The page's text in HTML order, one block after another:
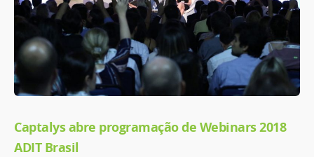
Captalys abre programação de Webinars 2018
ADIT Brasil